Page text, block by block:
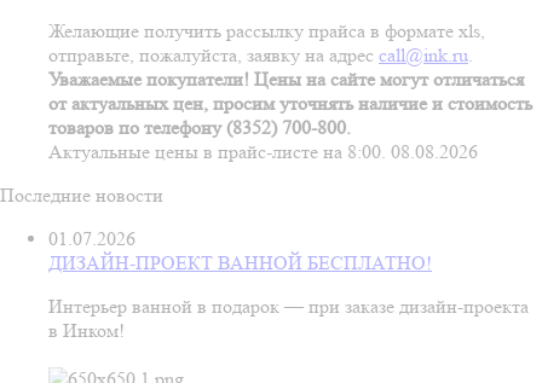
Желающие получить рассылку прайса в формате xls,
отправьте, пожалуйста, заявку на адрес call@ink.ru.
Уважаемые покупатели! Цены на сайте могут отличаться
от актуальных цен, просим уточнять наличие и стоимость
товаров по телефону (8352) 700-800.
Актуальные цены в прайс-листе на 8:00. 08.08.2026
Последние новости
01.07.2026
ДИЗАЙН-ПРОЕКТ ВАННОЙ БЕСПЛАТНО!
Интерьер ванной в подарок — при заказе дизайн‑проекта
в Инком!